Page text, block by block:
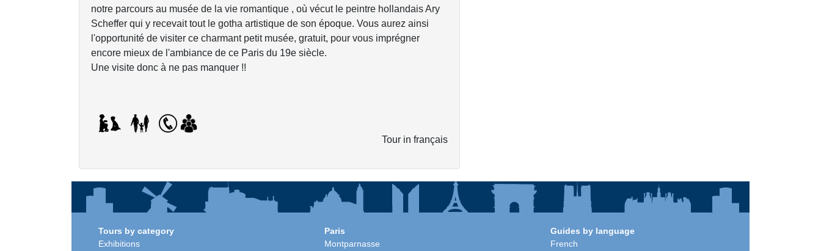
notre parcours au musée de la vie romantique , où vécut le peintre hollandais Ary
Scheffer qui y recevait tout le gotha artistique de son époque. Vous aurez ainsi
l'opportunité de visiter ce charmant petit musée, gratuit, pour vous imprégner
encore mieux de l'ambiance de ce Paris du 19e siècle.
Une visite donc à ne pas manquer !!
Tour in français
Tours by category
Exhibitions
Paris
Montparnasse
Guides by language
French